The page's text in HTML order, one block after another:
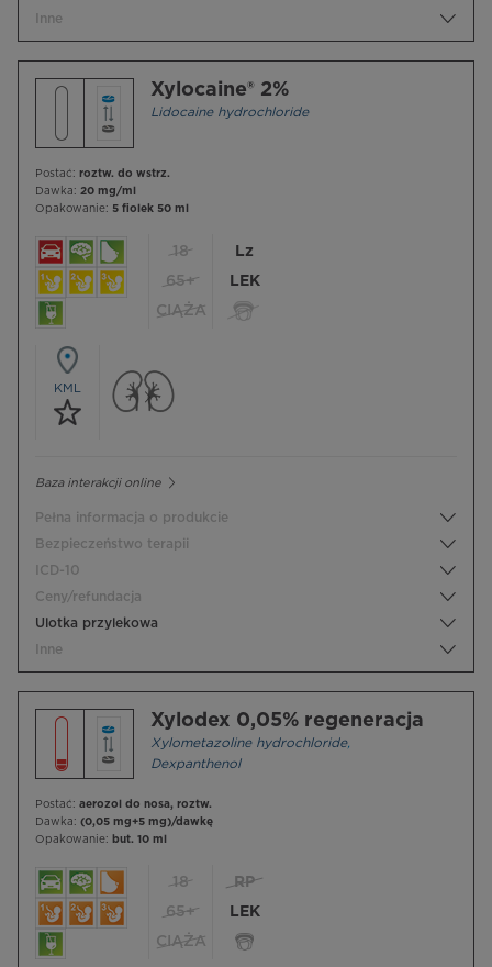
Inne
Xylocaine® 2%
Lidocaine hydrochloride
Postać: roztw. do wstrz.
Dawka: 20 mg/ml
Opakowanie: 5 fiolek 50 ml
18
65+
CIĄŻA
Lz
LEK
KML
Baza interakcji online
Pełna informacja o produkcie
Bezpieczeństwo terapii
ICD-10
Ceny/refundacja
Ulotka przylekowa
Inne
Xylodex 0,05% regeneracja
Xylometazoline hydrochloride,
Dexpanthenol
Postać: aerozol do nosa, roztw.
Dawka: (0,05 mg+5 mg)/dawkę
Opakowanie: but. 10 ml
18
65+
CIĄŻA
RP
LEK